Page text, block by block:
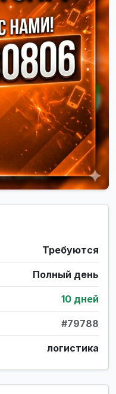
Требуются
Полный день
10 дней
#79788
логистика